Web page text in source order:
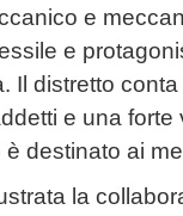
e
e
Il distretto
e una
destinato ai
la